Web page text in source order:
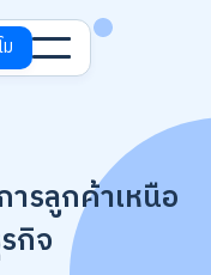
รลูกค้าเหนือ
กิจ